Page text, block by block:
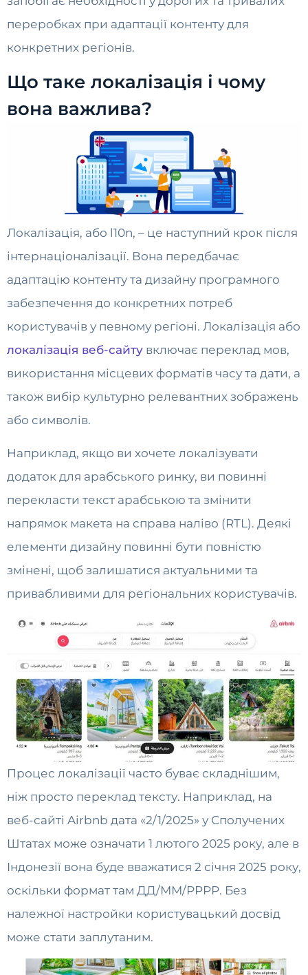
переробках при адаптації контенту для
конкретних регіонів.
Що таке локалізація і чому
вона важлива?
Локалізація, або l10n, – це наступний крок після
інтернаціоналізації. Вона передбачає
адаптацію контенту та дизайну програмного
забезпечення до конкретних потреб
користувачів у певному регіоні. Локалізація або
локалізація веб-сайту включає переклад мов,
використання місцевих форматів часу та дати, а
також вибір культурно релевантних зображень
або символів.
Наприклад, якщо ви хочете локалізувати
додаток для арабського ринку, ви повинні
перекласти текст арабською та змінити
напрямок макета на справа наліво (RTL). Деякі
елементи дизайну повинні бути повністю
змінені, щоб залишатися актуальними та
привабливими для регіональних користувачів.
Процес локалізації часто буває складнішим,
ніж просто переклад тексту. Наприклад, на
веб-сайті Airbnb дата «2/1/2025» у Сполучених
Штатах може означати 1 лютого 2025 року, але в
Індонезії вона буде вважатися 2 січня 2025 року,
оскільки формат там ДД/ММ/РРРР. Без
належної настройки користувацький досвід
може стати заплутаним.